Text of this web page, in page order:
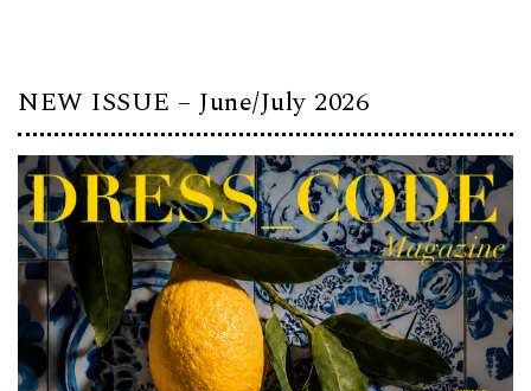
NEW ISSUE – June/July 2026